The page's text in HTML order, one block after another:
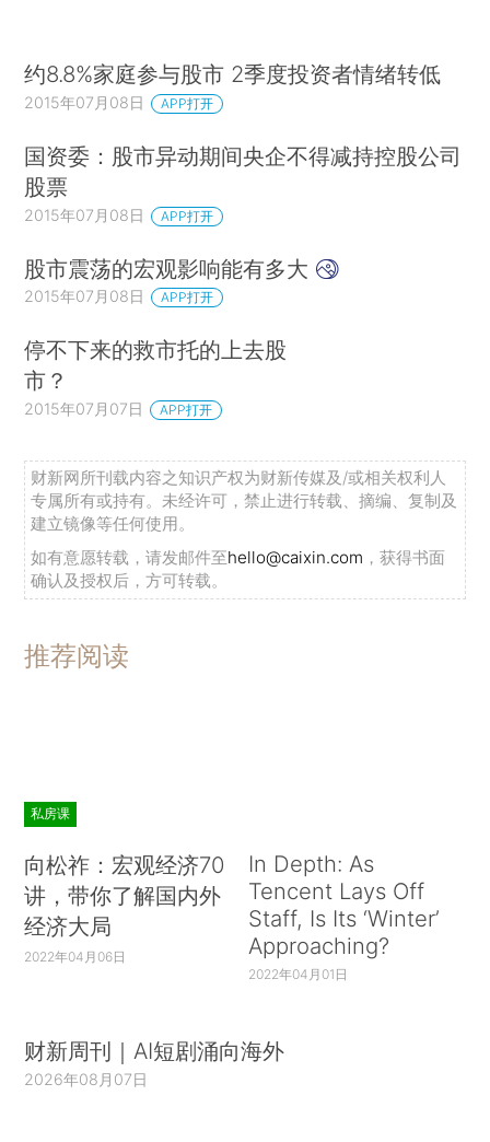
约8.8%家庭参与股市 2季度投资者情绪转低
2015年07月08日 APP打开
国资委：股市异动期间央企不得减持控股公司
股票
2015年07月08日 APP打开
股市震荡的宏观影响能有多大
2015年07月08日 APP打开
停不下来的救市托的上去股
市？
2015年07月07日 APP打开
财新网所刊载内容之知识产权为财新传媒及/或相关权利人
专属所有或持有。未经许可，禁止进行转载、摘编、复制及
建立镜像等任何使用。
如有意愿转载，请发邮件至hello@caixin.com ，获得书面
确认及授权后，方可转载。
推荐阅读
私房课
向松祚：宏观经济70
讲，带你了解国内外
经济大局
2022年04月06日
In Depth: As
Tencent Lays Off
Staff, Is Its ‘Winter’
Approaching?
2022年04月01日
财新周刊｜AI短剧涌向海外
2026年08月07日